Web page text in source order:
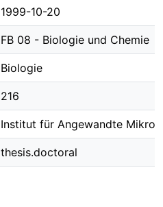
1999-10-20
FB 08 - Biologie und Chemie
Biologie
216
Institut für Angewandte
thesis.doctoral